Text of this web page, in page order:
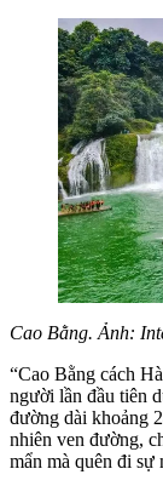
Cao Bằng. Ảnh:
“Cao Bằng cách
người lần đầu tiên
đường dài khoảng
nhiên ven đường,
mẩn mà quên đi sự